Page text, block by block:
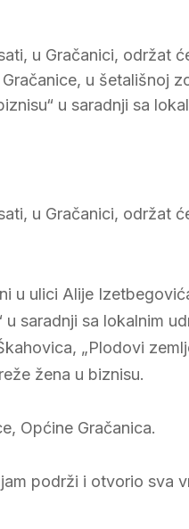
u Gračanici, održat
u šetališnoj
u saradnji sa
u Gračanici, održat
u ulici Alije
saradnji sa lokalnim
„Plodovi
žena u biznisu.
Općine Gračanica.
podrži i otvorio sva